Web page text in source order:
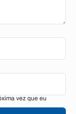
vez que eu